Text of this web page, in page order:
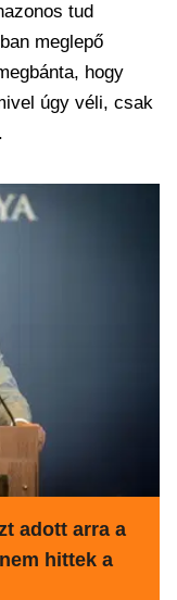
tud
meglepő
hogy
úgy véli, csak
adott arra a
hittek a